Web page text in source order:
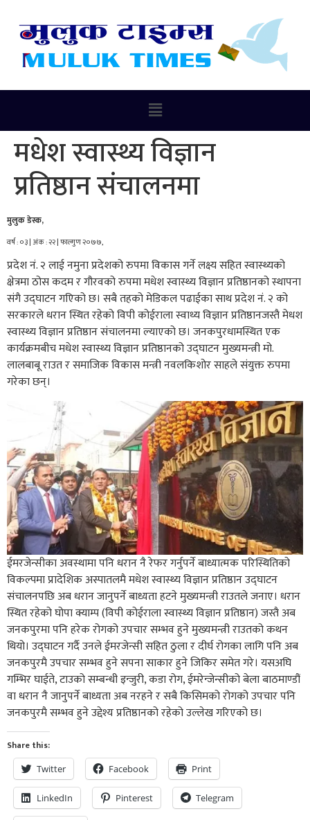
मधेश स्वास्थ्य विज्ञान
प्रतिष्ठान संचालनमा
मुलुक डेस्क,
वर्ष : ०३ | अंक : २२ | फाल्गुण २०७७,
प्रदेश नं. २ लाई नमुना प्रदेशको रुपमा विकास गर्ने लक्ष्य सहित स्वास्थ्यको
क्षेत्रमा ठोस कदम र गौरवको रुपमा मधेश स्वास्थ्य विज्ञान प्रतिष्ठानको स्थापना
संगै उद्घाटन गएिको छ। सबै तहको मेडिकल पढाईका साथ प्रदेश नं. २ को
सरकारले धरान स्थित रहेको विपी कोईराला स्वाथ्य विज्ञान प्रतिष्ठानजस्तै मेधश
स्वास्थ्य विज्ञान प्रतिष्ठान संचालनमा ल्याएको छ। जनकपुरधामस्थित एक
कार्यक्रमबीच मधेश स्वास्थ्य विज्ञान प्रतिष्ठानको उद्घाटन मुख्यमन्त्री मो.
लालबाबू राउत र समाजिक विकास मन्त्री नवलकिशोर साहले संयुक्त रुपमा
गरेका छन्।
ईमरजेन्सीका अवस्थामा पनि धरान नै रेफर गर्नुपर्ने बाध्यात्मक परिस्थितिको
विकल्पमा प्रादेशिक अस्पातलमै मधेश स्वास्थ्य विज्ञान प्रतिष्ठान उद्घाटन
संचालनपछि अब धरान जानुपर्ने बाध्यता हटने मुख्यमन्त्री राउतले जनाए। धरान
स्थित रहेको घोपा क्याम्प (विपी कोईराला स्वास्थ्य विज्ञान प्रतिष्ठान) जस्तै अब
जनकपुरमा पनि हरेक रोगको उपचार सम्भव हुने मुख्यमन्त्री राउतको कथन
थियो। उद्घाटन गर्दै उनले ईमरजेन्सी सहित ठुला र दीर्घ रोगका लागि पनि अब
जनकपुरमै उपचार सम्भव हुने सपना साकार हुने जिकिर समेत गरे। यसअघि
गम्भिर घाईते, टाउको सम्बन्धी इन्जुरी, कडा रोग, ईमरेन्जेन्सीको बेला बाठमाण्डौं
वा धरान नै जानुपर्ने बाध्यता अब नरहने र सबै किसिमको रोगको उपचार पनि
जनकपुरमै सम्भव हुने उद्देश्य प्रतिष्ठानको रहेको उल्लेख गरिएको छ।
Share this:
Twitter Facebook Print
LinkedIn Pinterest Telegram